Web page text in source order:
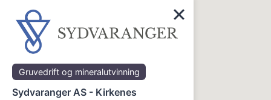
Gruvedrift og mineralutvinning
Sydvaranger AS - Kirkenes